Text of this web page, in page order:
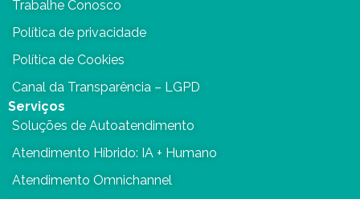
Trabalhe Conosco
Política de privacidade
Política de Cookies
Canal da Transparência – LGPD
Serviços
Soluções de Autoatendimento
Atendimento Híbrido: IA + Humano
Atendimento Omnichannel